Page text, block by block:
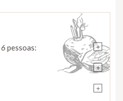
+
6 pessoas:
+
+